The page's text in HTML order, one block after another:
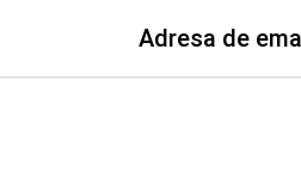
Adresa de